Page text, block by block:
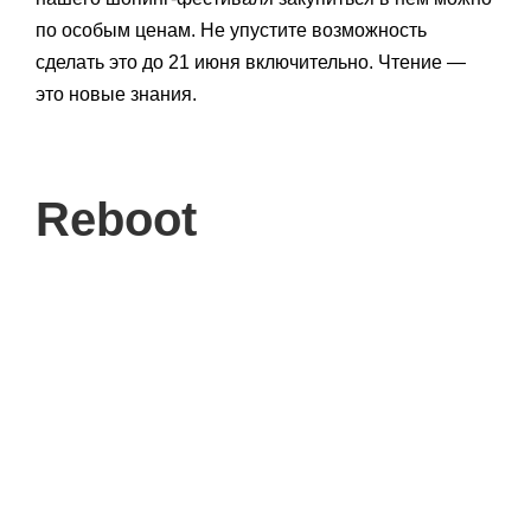
по особым ценам. Не упустите возможность
сделать это до 21 июня включительно. Чтение —
это новые знания.
Reboot